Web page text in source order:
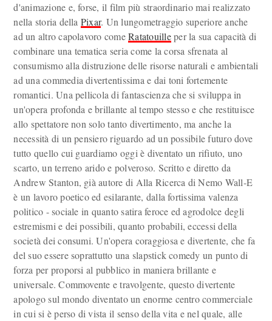
d'animazione e, forse, il film più straordinario mai realizzato
nella storia della Pixar. Un lungometraggio superiore anche
ad un altro capolavoro comeRatatouilleper la sua capacità di
combinare una tematica seria come la corsa sfrenata al
consumismo alla distruzione delle risorse naturali e ambientali
ad una commedia divertentissima e dai toni fortemente
romantici. Una pellicola di fantascienza che si sviluppa in
un'opera profonda e brillante al tempo stesso e che restituisce
allo spettatore non solo tanto divertimento, ma anche la
necessità di un pensiero riguardo ad un possibile futuro dove
tutto quello cui guardiamo oggi è diventato un rifiuto, uno
scarto, un terreno arido e polveroso. Scritto e diretto da
Andrew Stanton, già autore di Alla Ricerca di Nemo Wall-E
è un lavoro poetico ed esilarante, dalla fortissima valenza
politico - sociale in quanto satira feroce ed agrodolce degli
estremismi e dei possibili, quanto probabili, eccessi della
società dei consumi. Un'opera coraggiosa e divertente, che fa
del suo essere soprattutto una slapstick comedy un punto di
forza per proporsi al pubblico in maniera brillante e
universale. Commovente e travolgente, questo divertente
apologo sul mondo diventato un enorme centro commerciale
in cui si è perso di vista il senso della vita e nel quale, alle